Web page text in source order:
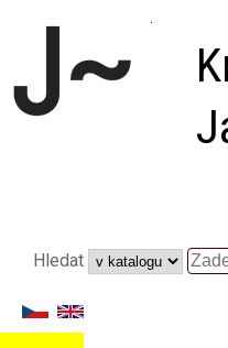
Přejít k
Hledat